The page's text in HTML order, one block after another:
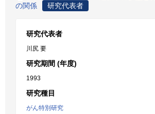
の関係
研究代表者
研究代表者
川尻 要
研究期間 (年度)
1993
研究種目
がん特別研究